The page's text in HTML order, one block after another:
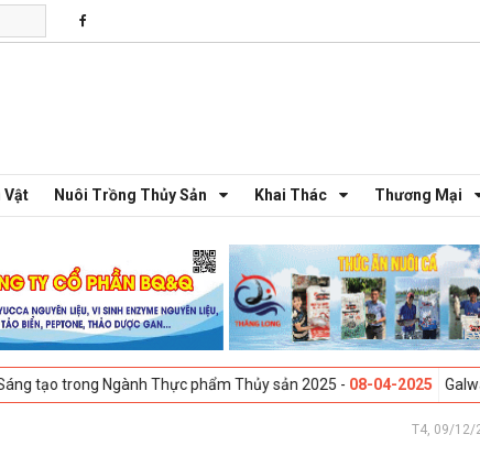
Vật Nuôi Trồng Thủy Sản Khai Thác Thương Mại
Thực phẩm Thủy sản 2025 -08-04-2025 Galway, Ireland - Hội
T4, 09/12/